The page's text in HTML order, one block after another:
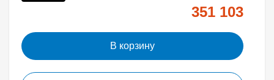
351 103
В корзину